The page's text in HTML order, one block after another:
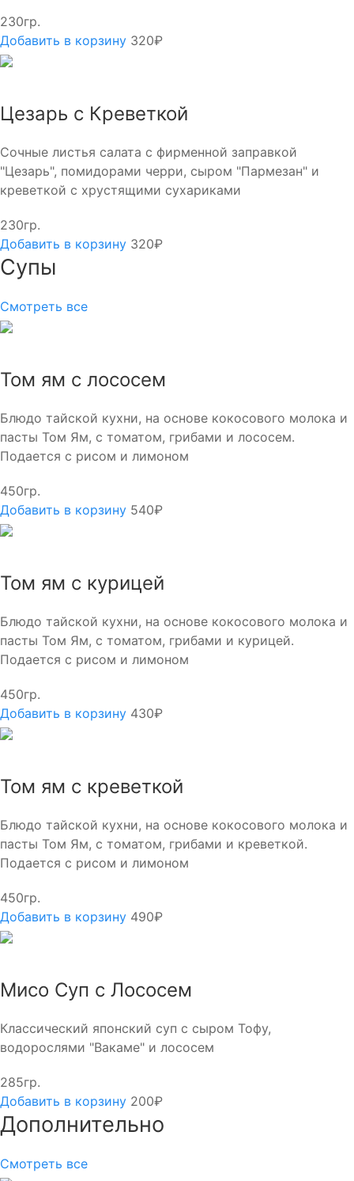
230гр.
Добавить в корзину 320₽
Цезарь с Креветкой
Сочные листья салата с фирменной заправкой
"Цезарь", помидорами черри, сыром "Пармезан" и
креветкой с хрустящими сухариками
230гр.
Добавить в корзину 320₽
Супы
Смотреть все
Том ям с лососем
Блюдо тайской кухни, на основе кокосового молока и
пасты Том Ям, с томатом, грибами и лососем.
Подается с рисом и лимоном
450гр.
Добавить в корзину 540₽
Том ям с курицей
Блюдо тайской кухни, на основе кокосового молока и
пасты Том Ям, с томатом, грибами и курицей.
Подается с рисом и лимоном
450гр.
Добавить в корзину 430₽
Том ям с креветкой
Блюдо тайской кухни, на основе кокосового молока и
пасты Том Ям, с томатом, грибами и креветкой.
Подается с рисом и лимоном
450гр.
Добавить в корзину 490₽
Мисо Суп с Лососем
Классический японский суп с сыром Тофу,
водорослями "Вакаме" и лососем
285гр.
Добавить в корзину 200₽
Дополнительно
Смотреть все